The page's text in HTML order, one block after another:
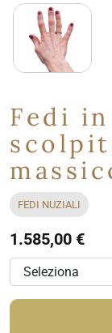
Fedi
FEDI NUZIALI
1.585,00 €